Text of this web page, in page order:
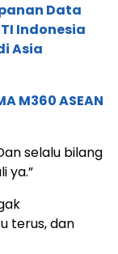
Data
Indonesia
Asia
M360 ASEAN
selalu bilang
ya.”
terus, dan